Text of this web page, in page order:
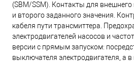
(SBM/SSM). Контакты для
и второго заданного значения.
кабеля пути трансмиттера.
электродвигателей насосов и
версии с прямым запуском:
выключателя электродвигателя, а в